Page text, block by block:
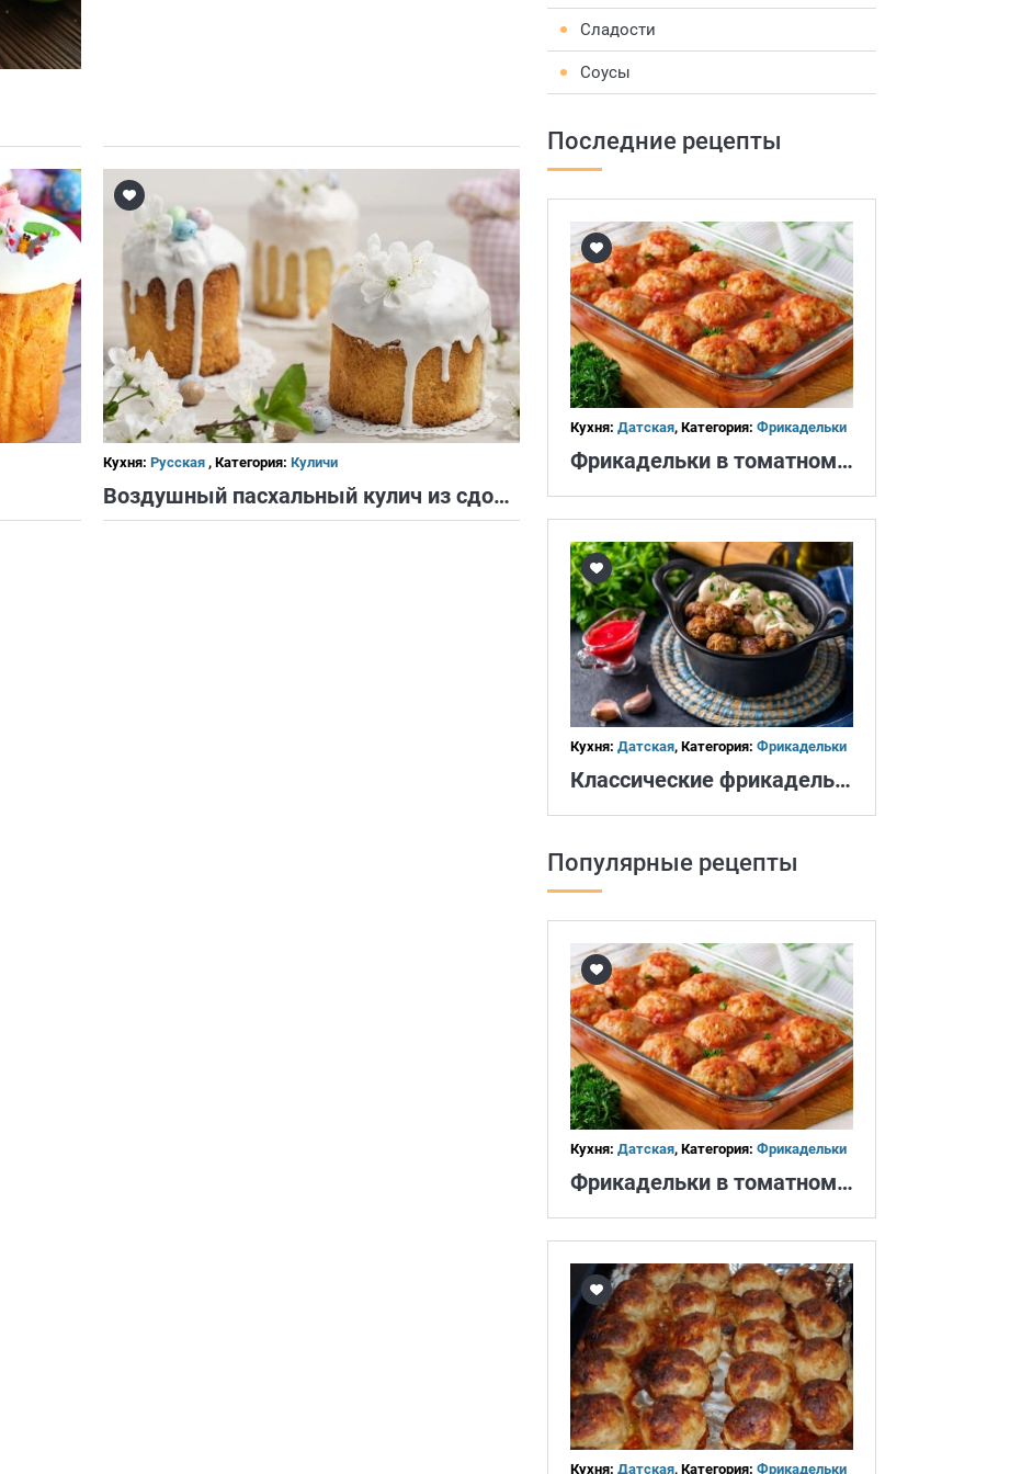
Кухня: Русская , Категория: Куличи
Воздушный пасхальный кулич из сдобного дрожжевого теста
Сладости
Соусы
Последние рецепты
Кухня: Датская, Категория: Фрикадельки
Фрикадельки в томатном соусе
Кухня: Датская, Категория: Фрикадельки
Классические фрикадельки
Популярные рецепты
Кухня: Датская, Категория: Фрикадельки
Фрикадельки в томатном соусе
Кухня: Датская, Категория: Фрикадельки